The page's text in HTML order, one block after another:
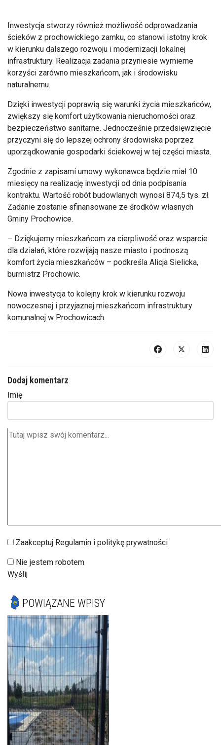
Inwestycja stworzy również możliwość odprowadzania
ścieków z prochowickiego zamku, co stanowi istotny krok
w kierunku dalszego rozwoju i modernizacji lokalnej
infrastruktury. Realizacja zadania przyniesie wymierne
korzyści zarówno mieszkańcom, jak i środowisku
naturalnemu.
Dzięki inwestycji poprawią się warunki życia mieszkańców,
zwiększy się komfort użytkowania nieruchomości oraz
bezpieczeństwo sanitarne. Jednocześnie przedsięwzięcie
przyczyni się do lepszej ochrony środowiska poprzez
uporządkowanie gospodarki ściekowej w tej części miasta.
Zgodnie z zapisami umowy wykonawca będzie miał 10
miesięcy na realizację inwestycji od dnia podpisania
kontraktu. Wartość robót budowlanych wynosi 874,5 tys. zł.
Zadanie zostanie sfinansowane ze środków własnych
Gminy Prochowice.
– Dziękujemy mieszkańcom za cierpliwość oraz wsparcie
dla działań, które rozwijają nasze miasto i podnoszą
komfort życia mieszkańców – podkreśla Alicja Sielicka,
burmistrz Prochowic.
Nowa inwestycja to kolejny krok w kierunku rozwoju
nowoczesnej i przyjaznej mieszkańcom infrastruktury
komunalnej w Prochowicach.
Dodaj komentarz
Imię
Zaakceptuj Regulamin i politykę prywatności
Nie jestem robotem
Wyślij
POWIĄZANE WPISY